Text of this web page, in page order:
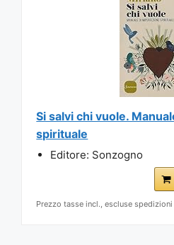
Si salvi chi vuole.
spirituale
Editore: Sonzogno
Prezzo tasse incl., escluse spedizioni